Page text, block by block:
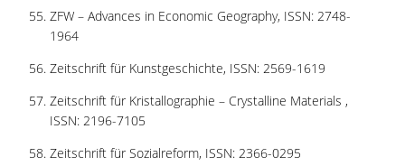
ZFW – Advances in Economic Geography, ISSN: 2748-
1964
Zeitschrift für Kunstgeschichte, ISSN: 2569-1619
Zeitschrift für Kristallographie – Crystalline Materials ,
ISSN: 2196-7105
Zeitschrift für Sozialreform, ISSN: 2366-0295